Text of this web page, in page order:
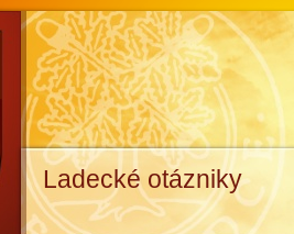
Ladecké otázniky